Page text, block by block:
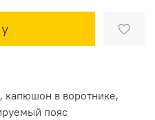
капюшон в воротнике,
пояс